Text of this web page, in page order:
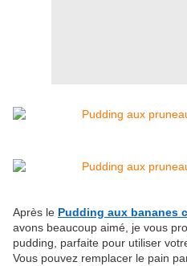
Après le Pudding aux bananes
avons beaucoup aimé, je vous
pudding, parfaite pour utiliser
Vous pouvez remplacer le pain